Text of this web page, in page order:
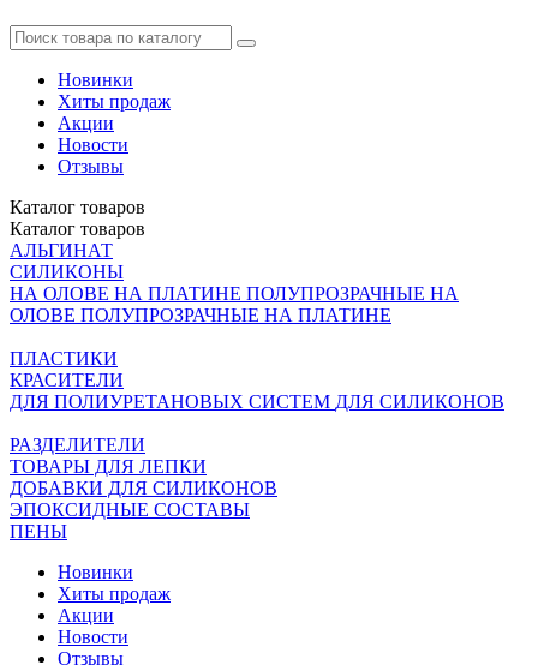
Новинки
Хиты продаж
Акции
Новости
Отзывы
Каталог товаров
Каталог товаров
АЛЬГИНАТ
СИЛИКОНЫ
НА ОЛОВЕ НА ПЛАТИНЕ ПОЛУПРОЗРАЧНЫЕ НА
ОЛОВЕ ПОЛУПРОЗРАЧНЫЕ НА ПЛАТИНЕ
ПЛАСТИКИ
КРАСИТЕЛИ
ДЛЯ ПОЛИУРЕТАНОВЫХ СИСТЕМ ДЛЯ СИЛИКОНОВ
РАЗДЕЛИТЕЛИ
ТОВАРЫ ДЛЯ ЛЕПКИ
ДОБАВКИ ДЛЯ СИЛИКОНОВ
ЭПОКСИДНЫЕ СОСТАВЫ
ПЕНЫ
Новинки
Хиты продаж
Акции
Новости
Отзывы